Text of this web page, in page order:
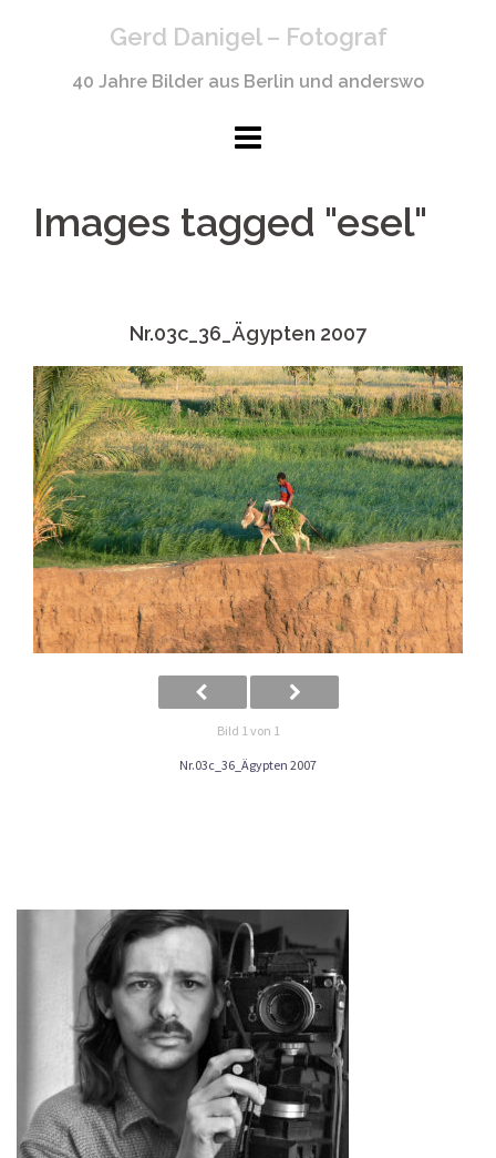
Gerd Danigel – Fotograf
40 Jahre Bilder aus Berlin und anderswo
Images tagged "esel"
Nr.03c_36_Ägypten 2007
Bild 1 von 1
Nr.03c_36_Ägypten 2007